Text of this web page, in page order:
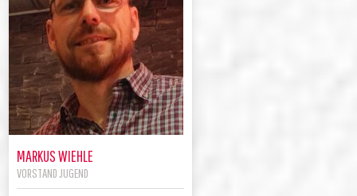
MARKUS WIEHLE
VORSTAND JUGEND